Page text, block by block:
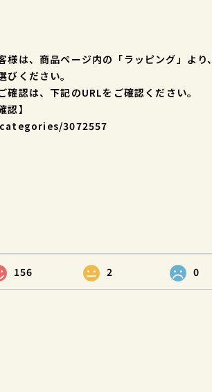
様は、商品ページ内の「ラッピング」より、
びください。
確認は、下記のURLをご確認ください。
認】
3072557
156 2 0